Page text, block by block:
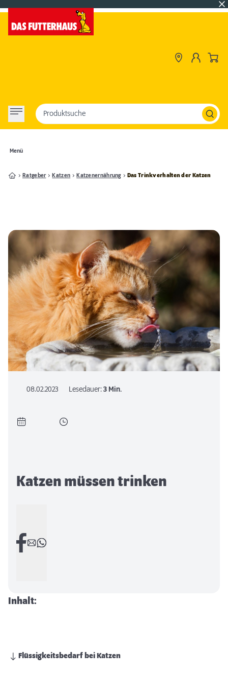
Menü
Produktsuche
Ratgeber Katzen Katzenernährung Das Trinkverhalten der Katzen
08.02.2023 Lesedauer:3 Min.
Katzen müssen trinken
Inhalt:
Flüssigkeitsbedarf bei Katzen